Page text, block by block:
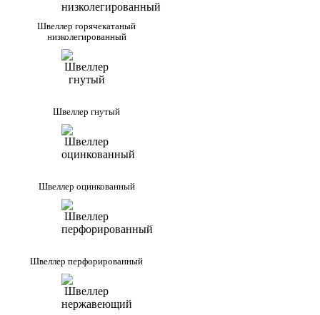
Швеллер горячекатаный
низколегированный
Швеллер гнутый
Швеллер оцинкованный
Швеллер перфорированный